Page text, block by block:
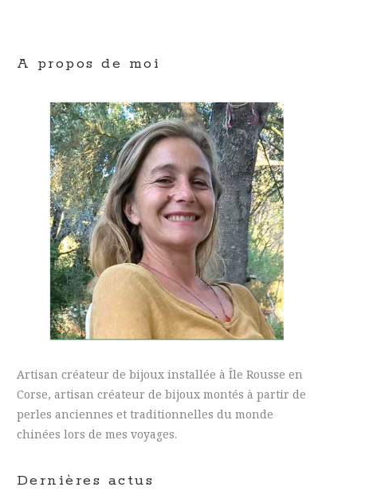
A propos de moi
Artisan créateur de bijoux installée à Île Rousse en
Corse, artisan créateur de bijoux montés à partir de
perles anciennes et traditionnelles du monde
chinées lors de mes voyages.
Dernières actus